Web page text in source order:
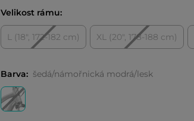
Velikost rámu:
L (18", 172-182 cm) XL (20", 178-188 cm)
Barva: šedá/námořnická modrá/lesk